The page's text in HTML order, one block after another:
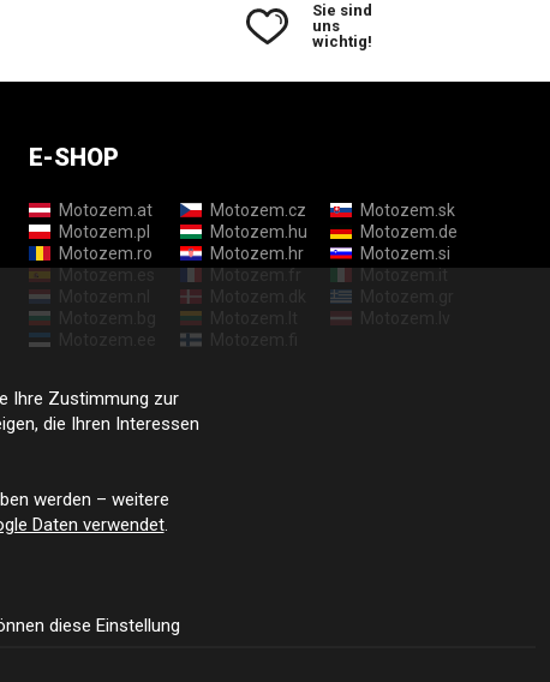
Sie sind
uns
wichtig!
E-SHOP
Motozem.at Motozem.cz
Motozem.sk
Motozem.pl
Motozem.hu
Motozem.de
Motozem.ro
Motozem.hr
Motozem.si
Ihre Zustimmung zur
die Ihren Interessen
werden – weitere
Daten verwendet.
diese Einstellung